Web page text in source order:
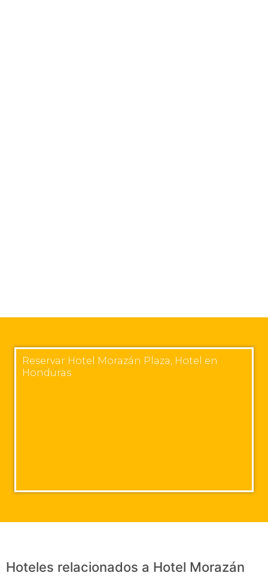
Reservar Hotel Morazán Plaza, Hotel en
Honduras
Hoteles relacionados a Hotel Morazán